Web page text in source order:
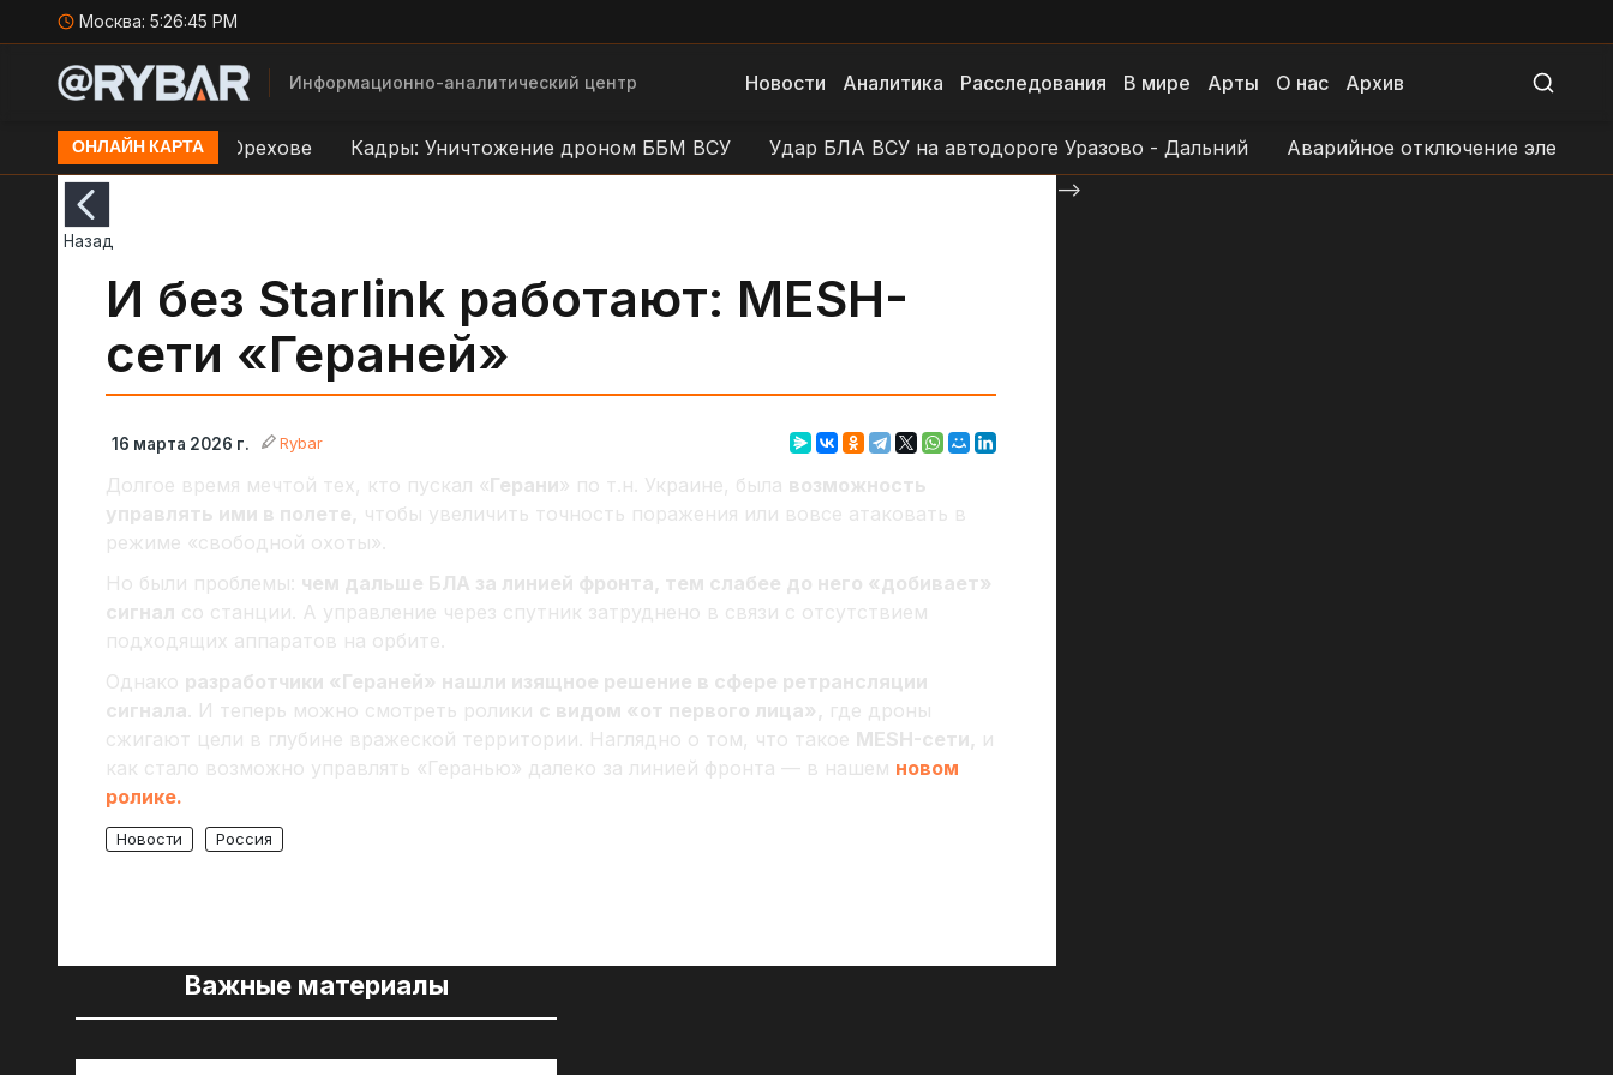
Москва: 5:26:46 PM
Информационно-аналитический центр Новости Аналитика Расследования В мире Арты О нас Архив
ОНЛАЙН КАРТА
ВСУ в Орехове Кадры: Уничтожение дроном ББМ ВСУ Удар БЛА ВСУ на автодороге Уразово - Дальний Аварийное отключение
Назад
И без Starlink работают: MESH-
сети «Гераней»
16 марта 2026 г. Rybar
Долгое время мечтой тех, кто пускал «Герани» по т.н. Украине, была возможность
управлять ими в полете, чтобы увеличить точность поражения или вовсе атаковать в
режиме «свободной охоты».
Но были проблемы: чем дальше БЛА за линией фронта, тем слабее до него «добивает»
сигнал со станции. А управление через спутник затруднено в связи с отсутствием
подходящих аппаратов на орбите.
Однако разработчики «Гераней» нашли изящное решение в сфере ретрансляции
сигнала. И теперь можно смотреть ролики с видом «от первого лица», где дроны
сжигают цели в глубине вражеской территории. Наглядно о том, что такое MESH-сети, и
как стало возможно управлять «Геранью» далеко за линией фронта — в нашем новом
ролике.
Новости Россия
-->
Важные материалы